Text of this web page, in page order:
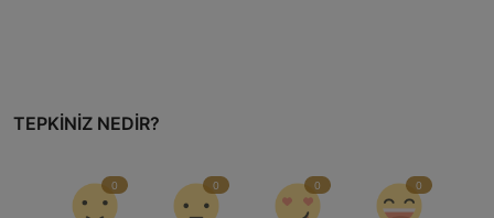
TEPKINIZ NEDIR?
0 0 0 0